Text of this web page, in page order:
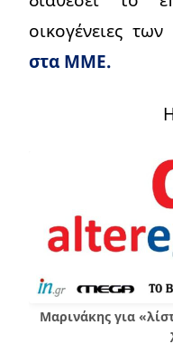
οικογένειες των
στα ΜΜΕ.
Μαρινάκης για